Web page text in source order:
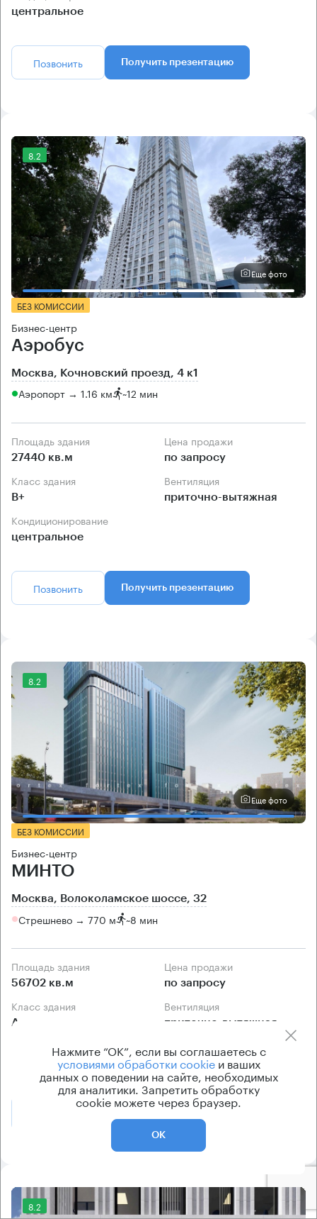
центральное
Позвонить Получить презентацию
8.2
Еще фото
БЕЗ КОМИССИИ
Бизнес-центр
Аэробус
Москва, Кочновский проезд, 4 к1
Аэропорт → 1.16 км ~12 мин
Площадь здания
27440 кв.м
Цена продажи
по запросу
Класс здания
B+
Вентиляция
приточно-вытяжная
Кондиционирование
центральное
Позвонить Получить презентацию
8.2
Еще фото
БЕЗ КОМИССИИ
Бизнес-центр
МИНТО
Москва, Волоколамское шоссе, 32
Стрешнево → 770 м ~8 мин
Площадь здания
56702 кв.м
Цена продажи
по запросу
Класс здания
А
Вентиляция
приточно-вытяжная
Кондиционирование
центральное
8.2
Нажмите “ОК”, если вы соглашаетесь с
условиями обработки cookieи ваших
данных о поведении на сайте, необходимых
для аналитики. Запретить обработку
cookie можете через браузер.
ОК